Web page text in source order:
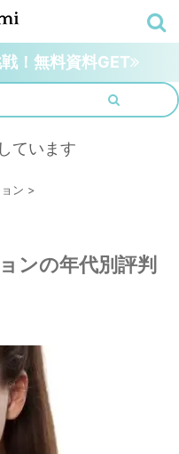
！無料資料GET
ています
ン >
ンの年代別評判